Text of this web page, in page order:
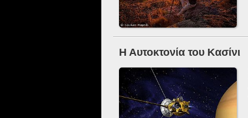
Η Αυτοκτονία του Κασίνι